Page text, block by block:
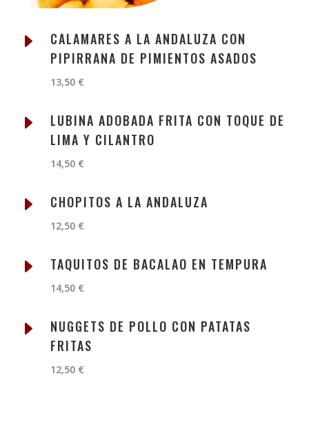
E
CALAMARES A LA ANDALUZA CON
PIPIRRANA DE PIMIENTOS ASADOS
13,50 €
E
LUBINA ADOBADA FRITA CON TOQUE DE
LIMA Y CILANTRO
14,50 €
E CHOPITOS A LA ANDALUZA
12,50 €
E TAQUITOS DE BACALAO EN TEMPURA
14,50 €
E
NUGGETS DE POLLO CON PATATAS
FRITAS
12,50 €